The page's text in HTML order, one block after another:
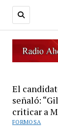
El
señaló:
criticar a
FORMOSA